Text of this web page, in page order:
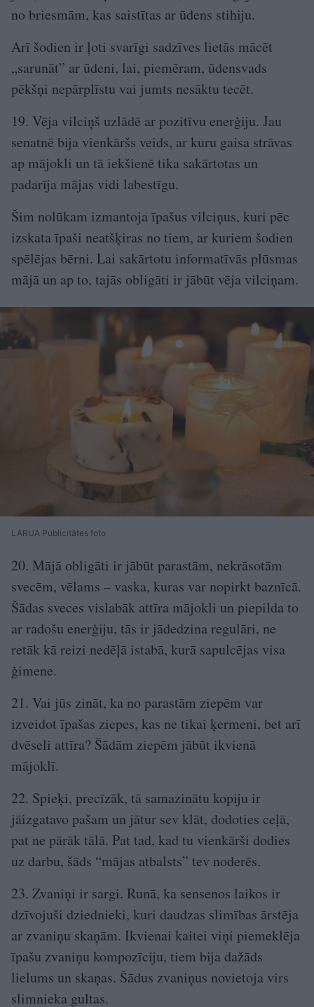
no briesmām, kas saistītas ar ūdens stihiju.
Arī šodien ir ļoti svarīgi sadzīves lietās mācēt
„sarunāt” ar ūdeni, lai, piemēram, ūdensvads
pēkšņi nepārplīstu vai jumts nesāktu tecēt.
19. Vēja vilciņš uzlādē ar pozitīvu enerģiju. Jau
senatnē bija vienkāršs veids, ar kuru gaisa strāvas
ap mājokli un tā iekšienē tika sakārtotas un
padarīja mājas vidi labestīgu.
Šim nolūkam izmantoja īpašus vilciņus, kuri pēc
izskata īpaši neatšķiras no tiem, ar kuriem šodien
spēlējas bērni. Lai sakārtotu informatīvās plūsmas
mājā un ap to, tajās obligāti ir jābūt vēja vilciņam.
LARUA Publicitātes foto
20. Mājā obligāti ir jābūt parastām, nekrāsotām
svecēm, vēlams – vaska, kuras var nopirkt baznīcā.
Šādas sveces vislabāk attīra mājokli un piepilda to
ar radošu enerģiju, tās ir jādedzina regulāri, ne
retāk kā reizi nedēļā istabā, kurā sapulcējas visa
ģimene.
21. Vai jūs zināt, ka no parastām ziepēm var
izveidot īpašas ziepes, kas ne tikai ķermeni, bet arī
dvēseli attīra? Šādām ziepēm jābūt ikvienā
mājoklī.
22. Spieķi, precīzāk, tā samazinātu kopiju ir
jāizgatavo pašam un jātur sev klāt, dodoties ceļā,
pat ne pārāk tālā. Pat tad, kad tu vienkārši dodies
uz darbu, šāds “mājas atbalsts” tev noderēs.
23. Zvaniņi ir sargi. Runā, ka sensenos laikos ir
dzīvojuši dziednieki, kuri daudzas slimības ārstēja
ar zvaniņu skaņām. Ikvienai kaitei viņi piemeklēja
īpašu zvaniņu kompozīciju, tiem bija dažāds
lielums un skaņas. Šādus zvaniņus novietoja virs
slimnieka gultas.